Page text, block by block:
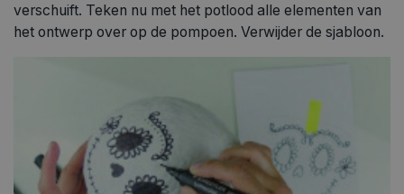
verschuift. Teken nu met het potlood alle elementen van
het ontwerp over op de pompoen. Verwijder de sjabloon.